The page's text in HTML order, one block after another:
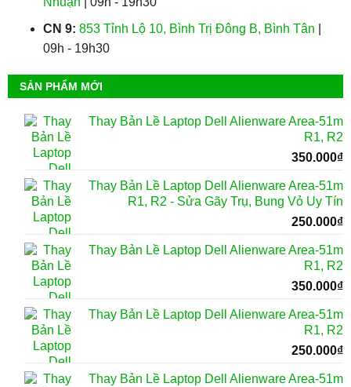
CN 9: 853 Tỉnh Lộ 10, Bình Trị Đông B, Bình Tân
09h - 19h30
SẢN PHẨM MỚI
Thay Bản Lề Laptop Dell Alienware Area-51m
R1, R2
350.000₫
Thay Bản Lề Laptop Dell Alienware Area-51m
R1, R2 - Sửa Gãy Trụ, Bung Vỏ Uy Tín
250.000₫
Thay Bản Lề Laptop Dell Alienware Area-51m
R1, R2
350.000₫
Thay Bản Lề Laptop Dell Alienware Area-51m
R1, R2
250.000₫
Thay Bản Lề Laptop Dell Alienware Area-51m